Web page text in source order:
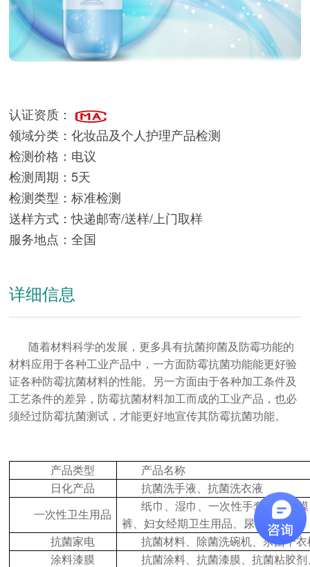
认证资质：
领域分类：化妆品及个人护理产品检测
检测价格： 电议
检测周期：5天
检测类型：标准检测
送样方式：快递邮寄/送样/上门取样
服务地点：全国
详细信息
随着材料科学的发展，更多具有抗菌抑菌及防霉功能的
材料应用于各种工业产品中，一方面防霉抗菌功能能更好验
证各种防霉抗菌材料的性能。另一方面由于各种加工条件及
工艺条件的差异，防霉抗菌材料加工而成的工业产品，也必
须经过防霉抗菌测试，才能更好地宣传其防霉抗菌功能。
产品类型
产品名称
日化产品
抗菌洗手液、抗菌洗衣液
一次性卫生用品
纸巾、湿巾、一次性手套、电话
裤、妇女经期卫生用品、尿布等
抗菌家电
抗菌材料、除菌洗碗机、杀菌干衣
涂料漆膜
抗菌涂料、抗菌漆膜、抗菌粘胶